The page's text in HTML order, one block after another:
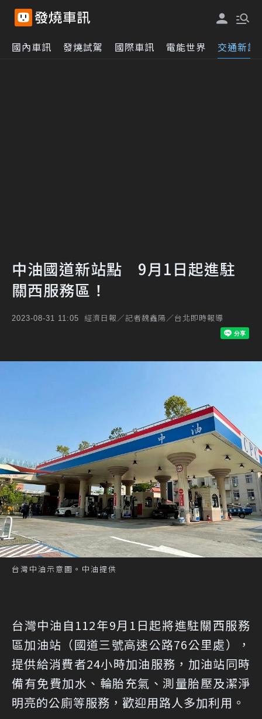
國內車訊 發燒試駕 國際車訊 電能世界 交通新訊
中油國道新站點 9月1日起進駐
關西服務區！
2023-08-31 11:05 經濟日報／記者魏鑫陽／台北即時報導
台灣中油示意圖。中油提供
台灣中油自112年9月1日起將進駐關西服務
區加油站（國道三號高速公路76公里處），
提供給消費者24小時加油服務，加油站同時
備有免費加水、輪胎充氣、測量胎壓及潔淨
明亮的公廁等服務，歡迎用路人多加利用。